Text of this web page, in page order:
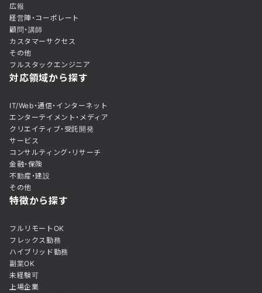
広報
経営陣・コーポレート
顧問・講師
カスタマーサクセス
その他
フルスタックエンジニア
対応領域から探す
IT/Web・通信・インターネット
エンターテイメント・メディア
クリエイティブ・受託開発
サービス
コンサルティング・リサーチ
金融・保険
不動産・建設
その他
特徴から探す
フルリモートOK
フレックス勤務
ハイブリッド勤務
副業OK
未経験可
上場企業